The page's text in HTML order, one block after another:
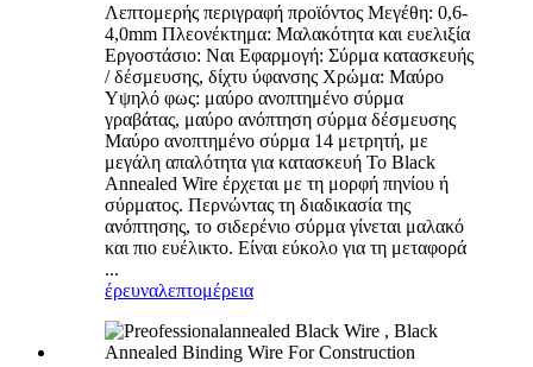
Λεπτομερής περιγραφή προϊόντος Μεγέθη: 0,6-
4,0mm Πλεονέκτημα: Μαλακότητα και ευελιξία
Εργοστάσιο: Ναι Εφαρμογή: Σύρμα κατασκευής
/ δέσμευσης, δίχτυ ύφανσης Χρώμα: Μαύρο
Υψηλό φως: μαύρο ανοπτημένο σύρμα
γραβάτας, μαύρο ανόπτηση σύρμα δέσμευσης
Μαύρο ανοπτημένο σύρμα 14 μετρητή, με
μεγάλη απαλότητα για κατασκευή Το Black
Annealed Wire έρχεται με τη μορφή πηνίου ή
σύρματος. Περνώντας τη διαδικασία της
ανόπτησης, το σιδερένιο σύρμα γίνεται μαλακό
και πιο ευέλικτο. Είναι εύκολο για τη μεταφορά
...
έρευναλεπτομέρεια